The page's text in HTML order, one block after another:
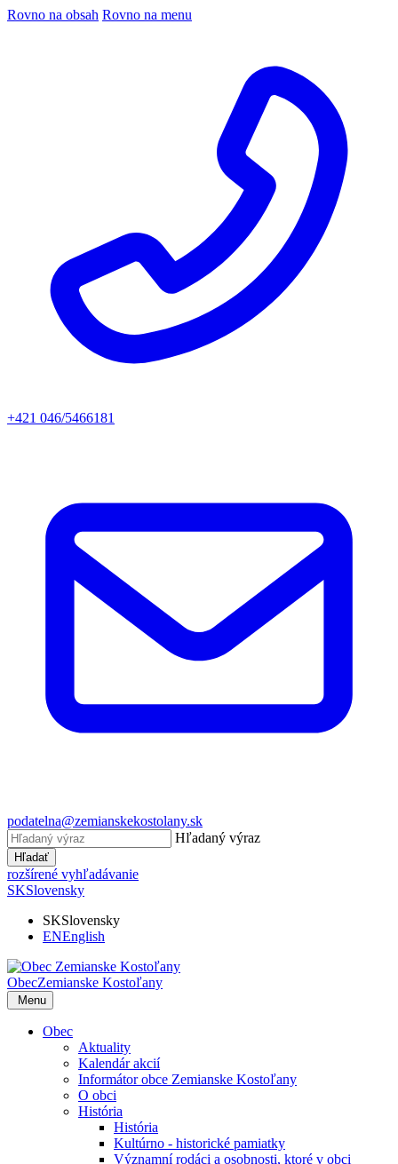
Rovno na obsah Rovno na menu
+421 046/5466181
podatelna@zemianskekostolany.sk
Hľadaný výraz
Hľadať
rozšírené vyhľadávanie
SKSlovensky
SKSlovensky
ENEnglish
ObecZemianske Kostoľany
Menu
Obec
Aktuality
Kalendár akcií
Informátor obce Zemianske Kostoľany
O obci
História
História
Kultúrno - historické pamiatky
Významní rodáci a osobnosti, ktoré v obci